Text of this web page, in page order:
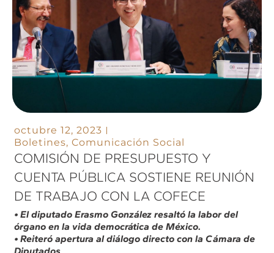
octubre 12, 2023
Boletines,Comunicación Social
COMISIÓN DE PRESUPUESTO Y
CUENTA PÚBLICA SOSTIENE REUNIÓN
DE TRABAJO CON LA COFECE
• El diputado Erasmo González resaltó la labor del
órgano en la vida democrática de México.
• Reiteró apertura al diálogo directo con la Cámara de